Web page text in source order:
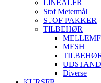
LINEALER
Stof Metermål
STOF PAKKER
TILBEHØR
MESH
Diverse